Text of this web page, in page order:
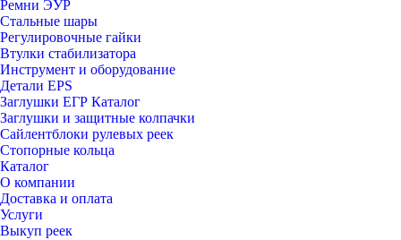
Ремни ЭУР
Стальные шары
Регулировочные гайки
Втулки стабилизатора
Инструмент и оборудование
Детали EPS
Заглушки ЕГР Каталог
Заглушки и защитные колпачки
Сайлентблоки рулевых реек
Стопорные кольца
Каталог
О компании
Доставка и оплата
Услуги
Выкуп реек